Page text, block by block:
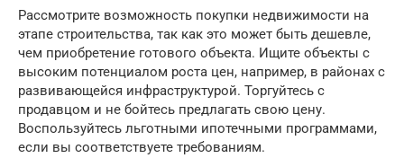
Рассмотрите возможность покупки недвижимости на
этапе строительства, так как это может быть дешевле,
чем приобретение готового объекта. Ищите объекты с
высоким потенциалом роста цен, например, в районах с
развивающейся инфраструктурой. Торгуйтесь с
продавцом и не бойтесь предлагать свою цену.
Воспользуйтесь льготными ипотечными программами,
если вы соответствуете требованиям.